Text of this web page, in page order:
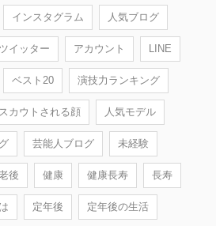
インスタグラム 人気ブログ
ツイッター アカウント LINE
ベスト20 演技力ランキング
スカウトされる顔 人気モデル
芸能人ブログ 未経験
後 健康 健康長寿 長寿
定年後 定年後の生活